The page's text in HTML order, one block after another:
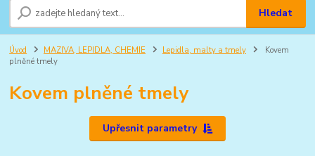
Hledat
Úvod MAZIVA, LEPIDLA, CHEMIE Lepidla, malty a tmely
Kovem
plněné tmely
Kovem plněné tmely
Upřesnit parametry